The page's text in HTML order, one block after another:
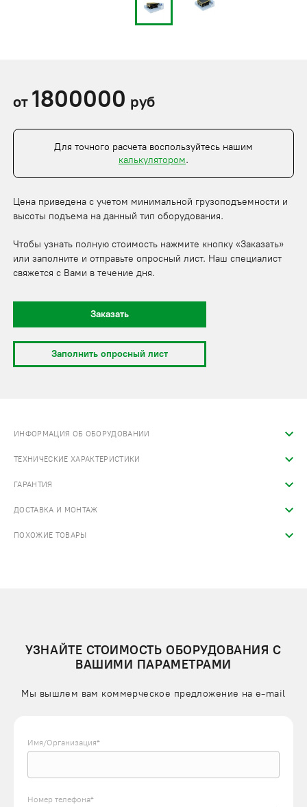
от 1800000 руб
Для точного расчета воспользуйтесь нашим
калькулятором.
Цена приведена с учетом минимальной грузоподъемности и
высоты подъема на данный тип оборудования.
Чтобы узнать полную стоимость нажмите кнопку «Заказать»
или заполните и отправьте опросный лист. Наш специалист
свяжется с Вами в течение дня.
Заказать
Заполнить опросный лист
ИНФОРМАЦИЯ ОБ ОБОРУДОВАНИИ
ТЕХНИЧЕСКИЕ ХАРАКТЕРИСТИКИ
ГАРАНТИЯ
ДОСТАВКА И МОНТАЖ
ПОХОЖИЕ ТОВАРЫ
УЗНАЙТЕ СТОИМОСТЬ ОБОРУДОВАНИЯ С
ВАШИМИ ПАРАМЕТРАМИ
Мы вышлем вам коммерческое предложение на e-mail
Имя/Организация*
Номер телефона*